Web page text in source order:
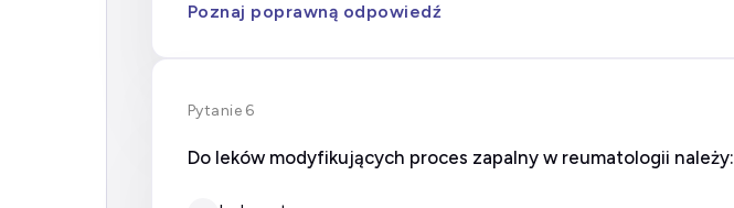
Poznaj poprawną odpowiedź
Pytanie 6
Do leków modyfikujących proces zapalny w reumatologii należy: